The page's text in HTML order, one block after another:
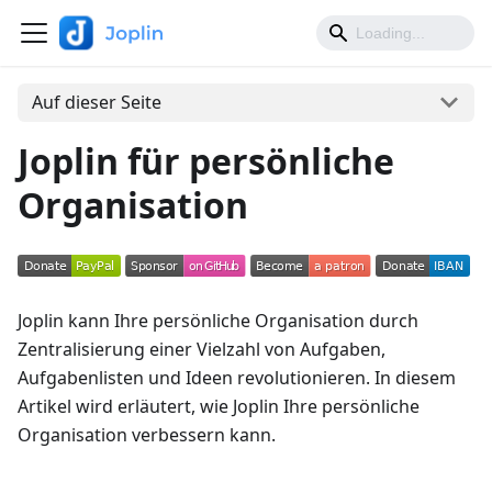
Auf dieser Seite
Joplin für persönliche
Organisation
Joplin kann Ihre persönliche Organisation durch
Zentralisierung einer Vielzahl von Aufgaben,
Aufgabenlisten und Ideen revolutionieren. In diesem
Artikel wird erläutert, wie Joplin Ihre persönliche
Organisation verbessern kann.